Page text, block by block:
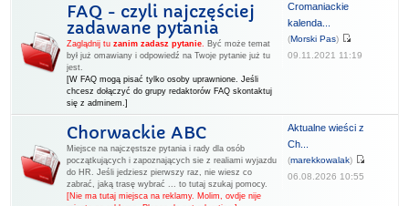
FAQ - czyli najczęściej
zadawane pytania
Zaglądnij tu zanim zadasz pytanie. Być może temat
był już omawiany i odpowiedź na Twoje pytanie już tu
jest.
[W FAQ mogą pisać tylko osoby uprawnione. Jeśli
chcesz dołączyć do grupy redaktorów FAQ skontaktuj
się z adminem.]
Cromaniackie
kalenda...
(Morski Pas)
09.11.2021 11:19
Chorwackie ABC
Miejsce na najczęstsze pytania i rady dla osób
początkujących i zapoznających sie z realiami wyjazdu
do HR. Jeśli jedziesz pierwszy raz, nie wiesz co
zabrać, jaką trasę wybrać ... to tutaj szukaj pomocy.
[Nie ma tutaj miejsca na reklamy. Molim, ovdje nije
Aktualne wieści z
Ch...
(marekkowalak)
06.08.2026 10:55